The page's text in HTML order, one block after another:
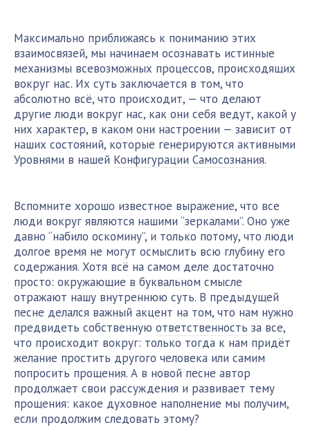
Максимально приближаясь к пониманию этих
взаимосвязей, мы начинаем осознавать истинные
механизмы всевозможных процессов, происходящих
вокруг нас. Их суть заключается в том, что
абсолютно всё, что происходит, — что делают
другие люди вокруг нас, как они себя ведут, какой у
них характер, в каком они настроении — зависит от
наших состояний, которые генерируются активными
Уровнями в нашей Конфигурации Самосознания.
Вспомните хорошо известное выражение, что все
люди вокруг являются нашими “зеркалами”. Оно уже
давно “набило оскомину”, и только потому, что люди
долгое время не могут осмыслить всю глубину его
содержания. Хотя всё на самом деле достаточно
просто: окружающие в буквальном смысле
отражают нашу внутреннюю суть. В предыдущей
песне делался важный акцент на том, что нам нужно
предвидеть собственную ответственность за все,
что происходит вокруг: только тогда к нам придёт
желание простить другого человека или самим
попросить прощения. А в новой песне автор
продолжает свои рассуждения и развивает тему
прощения: какое духовное наполнение мы получим,
если продолжим следовать этому?